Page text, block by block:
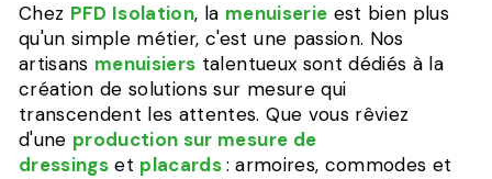
Chez PFD Isolation, la menuiserie est bien plus
qu'un simple métier, c'est une passion. Nos
artisans menuisiers talentueux sont dédiés à la
création de solutions sur mesure qui
transcendent les attentes. Que vous rêviez
d'une production sur mesure de
dressings et placards: armoires, commodes et